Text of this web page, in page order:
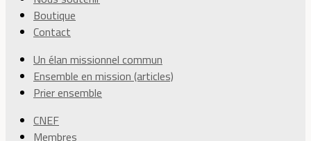
Boutique
Contact
Un élan missionnel commun
Ensemble en mission (articles)
Prier ensemble
CNEF
Membres